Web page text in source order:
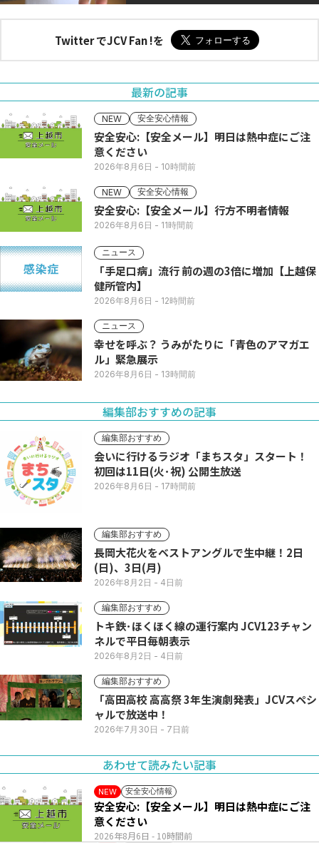
Twitter でJCV Fan !を
最新の記事
NEW 安全安心情報
安全安心:【安全メール】明日は熱中症にご注
意ください
2026年8月6日 - 10時間前
NEW 安全安心情報
安全安心:【安全メール】行方不明者情報
2026年8月6日 - 11時間前
ニュース
「手足口病」流行 前の週の3倍に増加【上越保
健所管内】
2026年8月6日 - 12時間前
ニュース
幸せを呼ぶ？ うみがたりに「青色のアマガエ
ル」緊急展示
2026年8月6日 - 13時間前
編集部おすすめの記事
編集部おすすめ
会いに行けるラジオ「まちスタ」スタート！
初回は11日(火･祝) 公開生放送
2026年8月6日 - 17時間前
編集部おすすめ
長岡大花火をベストアングルで生中継！2日
(日)、3日(月)
2026年8月2日 - 4日前
編集部おすすめ
トキ鉄･ほくほく線の運行案内 JCV123チャン
ネルで平日毎朝表示
2026年8月2日 - 4日前
編集部おすすめ
「高田高校 高高祭 3年生演劇発表」JCVスペシ
ャルで放送中！
2026年7月30日 - 7日前
あわせて読みたい記事
NEW 安全安心情報
2026年8月6日 - 10時間前
安全安心:【安全メール】明日は熱中症にご注
意ください